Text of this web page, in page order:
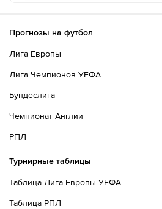
Прогнозы на футбол
Лига Европы
Лига Чемпионов УЕФА
Бундеслига
Чемпионат Англии
РПЛ
Турнирные таблицы
Таблица Лига Европы УЕФА
Таблица РПЛ